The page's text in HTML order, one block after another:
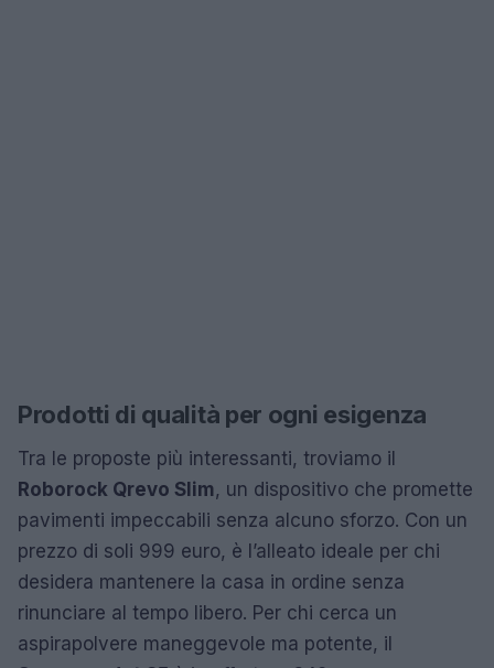
Prodotti di qualità per ogni esigenza
Tra le proposte più interessanti, troviamo il
Roborock Qrevo Slim, un dispositivo che promette
pavimenti impeccabili senza alcuno sforzo. Con un
prezzo di soli 999 euro, è l’alleato ideale per chi
desidera mantenere la casa in ordine senza
rinunciare al tempo libero. Per chi cerca un
aspirapolvere maneggevole ma potente, il